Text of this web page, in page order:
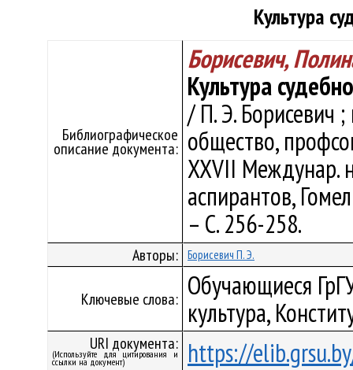
Культура
Библиографическое
описание документа:
Борисевич,
Культура
/ П. Э. Борисевич
общество,
XXVII Междунар.
аспирантов,
– С. 256-258.
Авторы: Борисевич П. Э.
Ключевые слова: Обучающиеся
культура,
URI документа:
(Используйте для цитирования и
ссылки на документ) https://